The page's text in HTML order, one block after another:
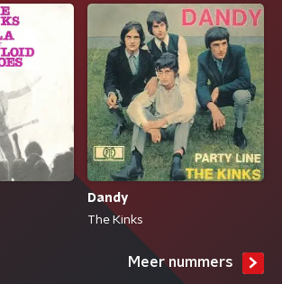
Dandy
The Kinks
Meer nummers